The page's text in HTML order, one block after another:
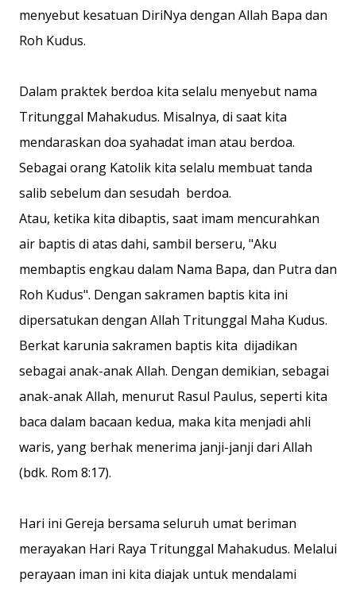
menyebut kesatuan DiriNya dengan Allah Bapa dan
Roh Kudus.
Dalam praktek berdoa kita selalu menyebut nama
Tritunggal Mahakudus. Misalnya, di saat kita
mendaraskan doa syahadat iman atau berdoa.
Sebagai orang Katolik kita selalu membuat tanda
salib sebelum dan sesudah berdoa.
Atau, ketika kita dibaptis, saat imam mencurahkan
air baptis di atas dahi, sambil berseru, "Aku
membaptis engkau dalam Nama Bapa, dan Putra dan
Roh Kudus". Dengan sakramen baptis kita ini
dipersatukan dengan Allah Tritunggal Maha Kudus.
Berkat karunia sakramen baptis kita dijadikan
sebagai anak-anak Allah. Dengan demikian, sebagai
anak-anak Allah, menurut Rasul Paulus, seperti kita
baca dalam bacaan kedua, maka kita menjadi ahli
waris, yang berhak menerima janji-janji dari Allah
(bdk. Rom 8:17).
Hari ini Gereja bersama seluruh umat beriman
merayakan Hari Raya Tritunggal Mahakudus. Melalui
perayaan iman ini kita diajak untuk mendalami